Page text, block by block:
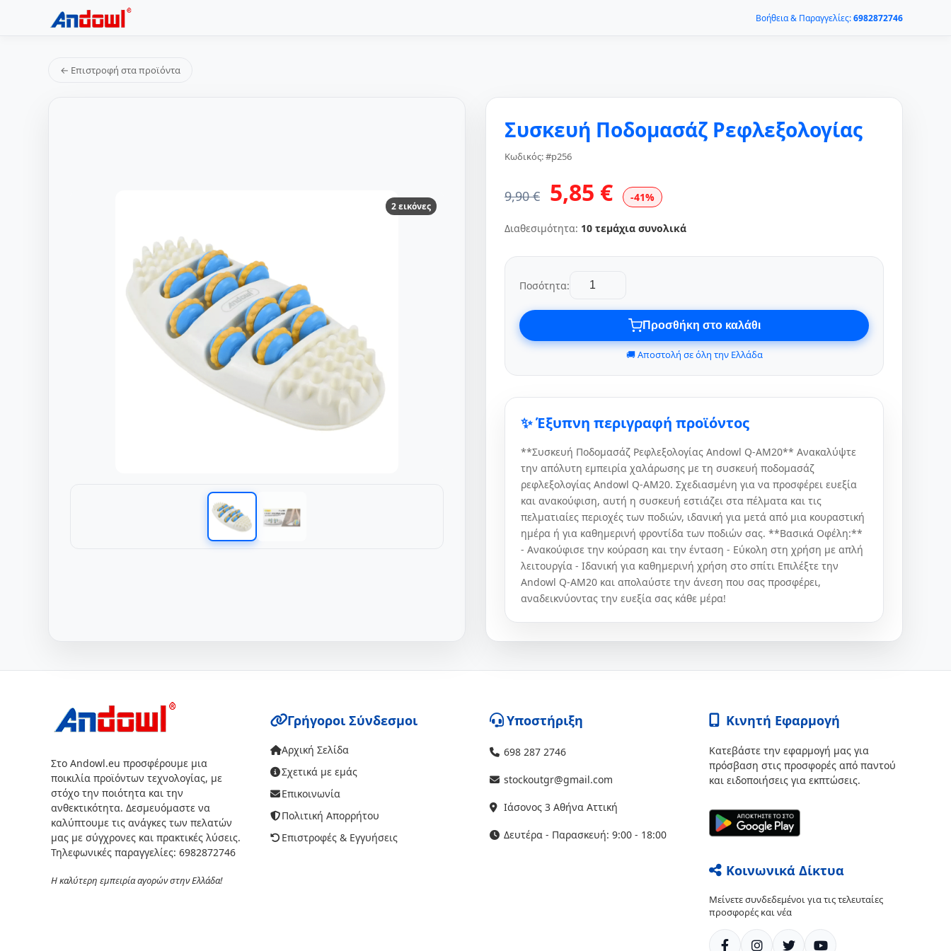
Βοήθεια & Παραγγελίες:6982872746
← Επιστροφή στα προϊόντα
2 εικόνες
Συσκευή Ποδομασάζ Ρεφλεξολογίας
Κωδικός: #p256
9,90 € 5,85 € -41%
Διαθεσιμότητα: 10 τεμάχια συνολικά
Ποσότητα:
Προσθήκη στο καλάθι
🚚 Αποστολή σε όλη την Ελλάδα
✨ Έξυπνη περιγραφή προϊόντος
**Συσκευή Ποδομασάζ Ρεφλεξολογίας Andowl Q-AM20** Ανακαλύψτε
την απόλυτη εμπειρία χαλάρωσης με τη συσκευή ποδομασάζ
ρεφλεξολογίας Andowl Q-AM20. Σχεδιασμένη για να προσφέρει ευεξία
και ανακούφιση, αυτή η συσκευή εστιάζει στα πέλματα και τις
πελματιαίες περιοχές των ποδιών, ιδανική για μετά από μια κουραστική
ημέρα ή για καθημερινή φροντίδα των ποδιών σας. **Βασικά Οφέλη:**
- Ανακούφισε την κούραση και την ένταση - Εύκολη στη χρήση με απλή
λειτουργία - Ιδανική για καθημερινή χρήση στο σπίτι Επιλέξτε την
Andowl Q-AM20 και απολαύστε την άνεση που σας προσφέρει,
αναδεικνύοντας την ευεξία σας κάθε μέρα!
Στο Andowl.eu προσφέρουμε μια
ποικιλία προϊόντων τεχνολογίας, με
στόχο την ποιότητα και την
ανθεκτικότητα. Δεσμευόμαστε να
καλύπτουμε τις ανάγκες των πελατών
μας με σύγχρονες και πρακτικές λύσεις.
Τηλεφωνικές παραγγελίες: 6982872746
Η καλύτερη εμπειρία αγορών στην Ελλάδα!
Γρήγοροι Σύνδεσμοι
Αρχική Σελίδα
Σχετικά με εμάς
Επικοινωνία
Πολιτική Απορρήτου
Επιστροφές & Εγγυήσεις
Υποστήριξη
698 287 2746
stockoutgr@gmail.com
Ιάσονος 3 Αθήνα Αττική
Δευτέρα - Παρασκευή: 9:00 - 18:00
Κινητή Εφαρμογή
Κατεβάστε την εφαρμογή μας για
πρόσβαση στις προσφορές από παντού
και ειδοποιήσεις για εκπτώσεις.
Κοινωνικά Δίκτυα
Μείνετε συνδεδεμένοι για τις τελευταίες
προσφορές και νέα